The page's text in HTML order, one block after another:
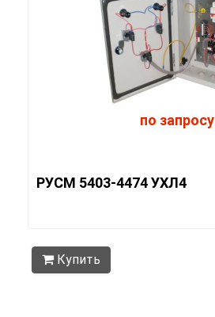
по запросу
РУСМ 5403-4474 УХЛ4
Купить